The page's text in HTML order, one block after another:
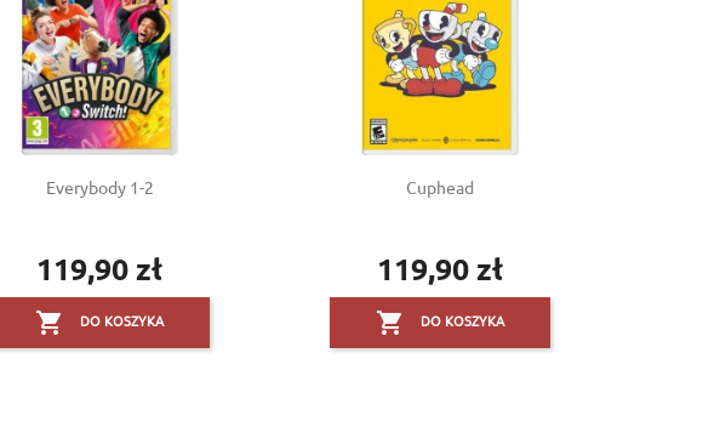
Everybody 1-2
Cena
119,90 zł
 DO KOSZYKA
Cuphead
Cena
119,90 zł
 DO KOSZYKA